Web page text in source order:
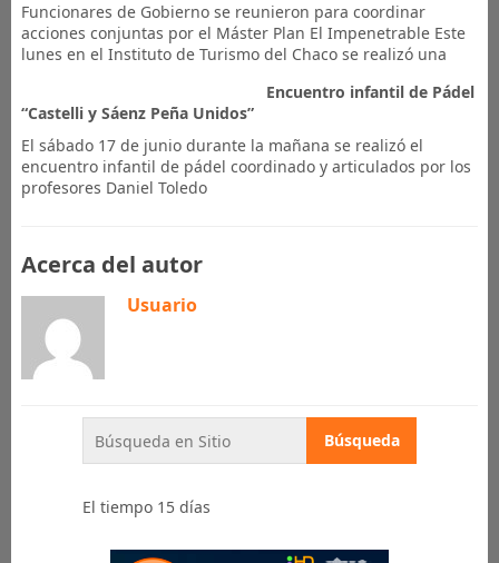
Funcionares de Gobierno se reunieron para coordinar
acciones conjuntas por el Máster Plan El Impenetrable Este
lunes en el Instituto de Turismo del Chaco se realizó una
Encuentro infantil de Pádel
“Castelli y Sáenz Peña Unidos”
El sábado 17 de junio durante la mañana se realizó el
encuentro infantil de pádel coordinado y articulados por los
profesores Daniel Toledo
Acerca del autor
Usuario
El tiempo 15 días